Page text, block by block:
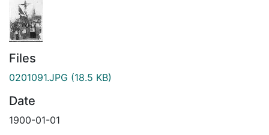
Files
0201091.JPG (18.5 KB)
Date
1900-01-01